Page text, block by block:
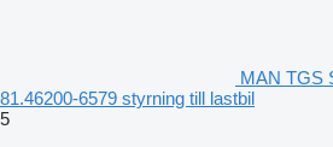
MAN TGS
81.46200-6579 styrning till lastbil
5